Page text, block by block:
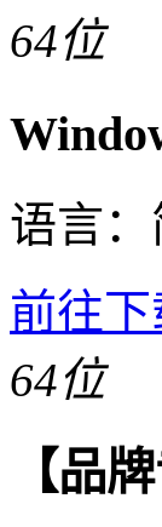
64位
语言：
前往下
64位
【品